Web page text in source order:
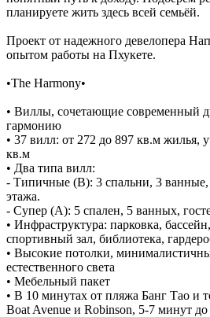
планируете жить здесь всей семьёй.
Проект от надежного девелопера
опытом работы на Пхукете.
•The Harmony•
• Виллы, сочетающие современный
гармонию
• 37 вилл: от 272 до 897 кв.м жилья,
кв.м
• Два типа вилл:
- Типичные (В): 3 спальни, 3 ванные,
этажа.
- Супер (А): 5 спален, 5 ванных,
• Инфраструктура: парковка,
спортивный зал, библиотека,
• Высокие потолки,
естественного света
• Мебельный пакет
• В 10 минутах от пляжа Банг Тао и
Boat Avenue и Robinson, 5-7 минут